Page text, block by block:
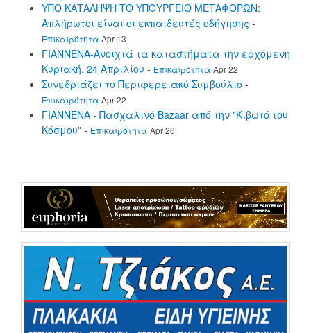
ΥΠΟ ΚΑΤΑΛΗΨΗ ΤΟ ΥΠΟΥΡΓΕΙΟ ΜΕΤΑΦΟΡΩΝ:
Απλήρωτοι είναι οι εκπαιδευτές οδήγησης -
Επικαιρότητα Apr 13
ΓΙΑΝΝΕΝΑ-Ανοιχτά τα καταστήματα την ερχόμενη
Κυριακή, 24 Απριλίου - Επικαιρότητα Apr 22
Συνεδριάζει το Περιφερειακό Συμβούλιο -
Επικαιρότητα Apr 22
ΓΙΑΝΝΕΝΑ - Πασχαλινό Bazaar από την "Κιβωτό του
Κόσμου" - Επικαιρότητα Apr 26